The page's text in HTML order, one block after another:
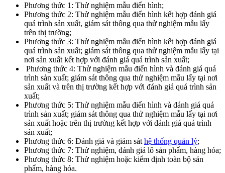
Phương thức 1: Thử nghiệm mẫu điển hình;
Phương thức 2: Thử nghiệm mẫu điển hình kết hợp đánh giá
quá trình sản xuất, giám sát thông qua thử nghiệm mẫu lấy
trên thị trường;
Phương thức 3: Thử nghiệm mẫu điển hình kết hợp đánh giá
quá trình sản xuất; giám sát thông qua thử nghiệm mẫu lấy tại
nơi sản xuất kết hợp với đánh giá quá trình sản xuất;
Phương thức 4: Thử nghiệm mẫu điển hình và đánh giá quá
trình sản xuất; giám sát thông qua thử nghiệm mẫu lấy tại nơi
sản xuất và trên thị trường kết hợp với đánh giá quá trình sản
xuất;
Phương thức 5: Thử nghiệm mẫu điển hình và đánh giá quá
trình sản xuất; giám sát thông qua thử nghiệm mẫu lấy tại nơi
sản xuất hoặc trên thị trường kết hợp với đánh giá quá trình
sản xuất;
Phương thức 6: Đánh giá và giám sát hệ thống quản lý;
Phương thức 7: Thử nghiệm, đánh giá lô sản phẩm, hàng hóa;
Phương thức 8: Thử nghiệm hoặc kiểm định toàn bộ sản
phẩm, hàng hóa.